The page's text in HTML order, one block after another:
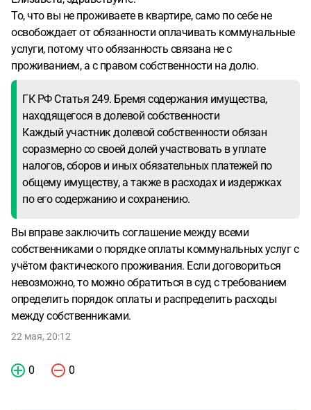
То, что вы не проживаете в квартире, само по себе не
освобождает от обязанности оплачивать коммунальные
услуги, потому что обязанность связана не с
проживанием, а с правом собственности на долю.
ГК РФ Статья 249. Бремя содержания имущества,
находящегося в долевой собственности
Каждый участник долевой собственности обязан
соразмерно со своей долей участвовать в уплате
налогов, сборов и иных обязательных платежей по
общему имуществу, а также в расходах и издержках
по его содержанию и сохранению.
Вы вправе заключить соглашение между всеми
собственниками о порядке оплаты коммунальных услуг с
учётом фактического проживания. Если договориться
невозможно, то можно обратиться в суд с требованием
определить порядок оплаты и распределить расходы
между собственниками.
22 мая, 20:12
0 0